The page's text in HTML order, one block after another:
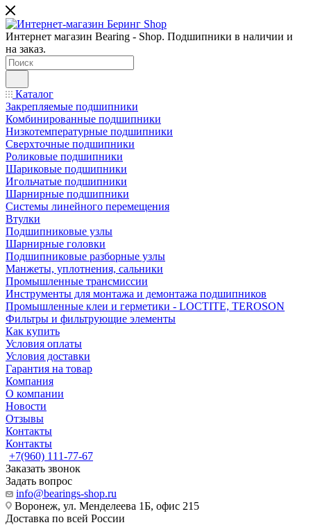
Интернет магазин Bearing - Shop. Подшипники в наличии и
на заказ.
Каталог
Закрепляемые подшипники
Комбинированные подшипники
Низкотемпературные подшипники
Сверхточные подшипники
Роликовые подшипники
Шариковые подшипники
Игольчатые подшипники
Шарнирные подшипники
Системы линейного перемещения
Втулки
Подшипниковые узлы
Шарнирные головки
Подшипниковые разборные узлы
Манжеты, уплотнения, сальники
Промышленные трансмиссии
Инструменты для монтажа и демонтажа подшипников
Промышленные клеи и герметики - LOCTITE, TEROSON
Фильтры и фильтрующие элементы
Как купить
Условия оплаты
Условия доставки
Гарантия на товар
Компания
О компании
Новости
Отзывы
Контакты
Контакты
+7(960) 111-77-67
Заказать звонок
Задать вопрос
info@bearings-shop.ru
Воронеж, ул. Менделеева 1Б, офис 215
Доставка по всей России